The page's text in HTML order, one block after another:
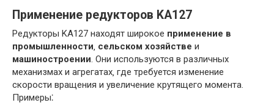
Применение редукторов KA127
Редукторы KA127 находят широкое применение в
промышленности‚ сельском хозяйстве и
машиностроении. Они используются в различных
механизмах и агрегатах‚ где требуется изменение
скорости вращения и увеличение крутящего момента.
Примеры⁚